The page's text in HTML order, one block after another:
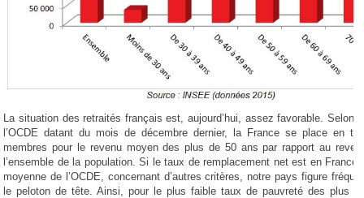
La situation des retraités français est, aujourd’hui, assez favorable. Selon
l’OCDE datant du mois de décembre dernier, la France se place en
membres pour le revenu moyen des plus de 50 ans par rapport au
l’ensemble de la population. Si le taux de remplacement net est en France
moyenne de l’OCDE, concernant d’autres critères, notre pays figure
le peloton de tête. Ainsi, pour le plus faible taux de pauvreté des plus